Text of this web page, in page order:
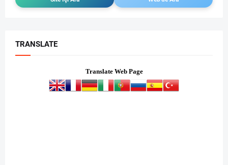
TRANSLATE
Translate Web Page